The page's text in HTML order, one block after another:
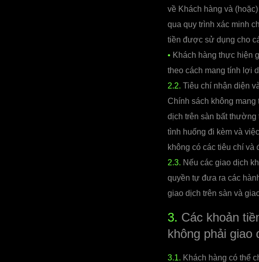
về Khách hàng và
qua quy trình xác minh
tiền được sử dụng cho
• Khách hàng thực hiện
theo cách mang tính lợi
2.2. Tiêu chí nhận diện
Chính sách không
dịch trên sàn bất thường
tình huống đi kèm và
không có các tiêu chí và
2.3. Nếu các giao dịch
quyền tự đưa ra các
giao dịch trên sàn và
3. Các khoản
không phải giao
3.1. Khách hàng có thể